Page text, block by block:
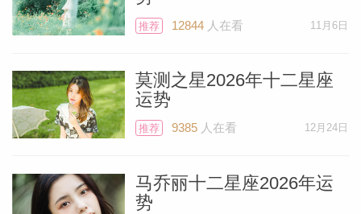
字，因为那一天离满月更近。不要在10月8
一下，签署协议的最佳时间是10月7日或9
日（不是10月8日）。
丽的满月， 8月9日（前后五天）出生的狮
子会体验双倍快乐。这些天，朋友在你的生
推荐 12844人在看 11月6日
莫测之星2026年十二星座
运势
推荐 9385人在看 12月24日
马乔丽十二星座2026年运
势